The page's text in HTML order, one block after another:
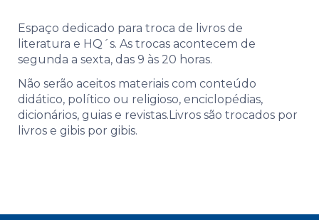
Espaço dedicado para troca de livros de
literatura e HQ´s. As trocas acontecem de
segunda a sexta, das 9 às 20 horas.
Não serão aceitos materiais com conteúdo
didático, político ou religioso, enciclopédias,
dicionários, guias e revistas.Livros são trocados por
livros e gibis por gibis.